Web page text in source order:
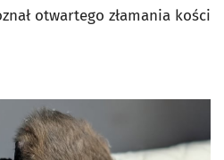
otwartego złamania kości